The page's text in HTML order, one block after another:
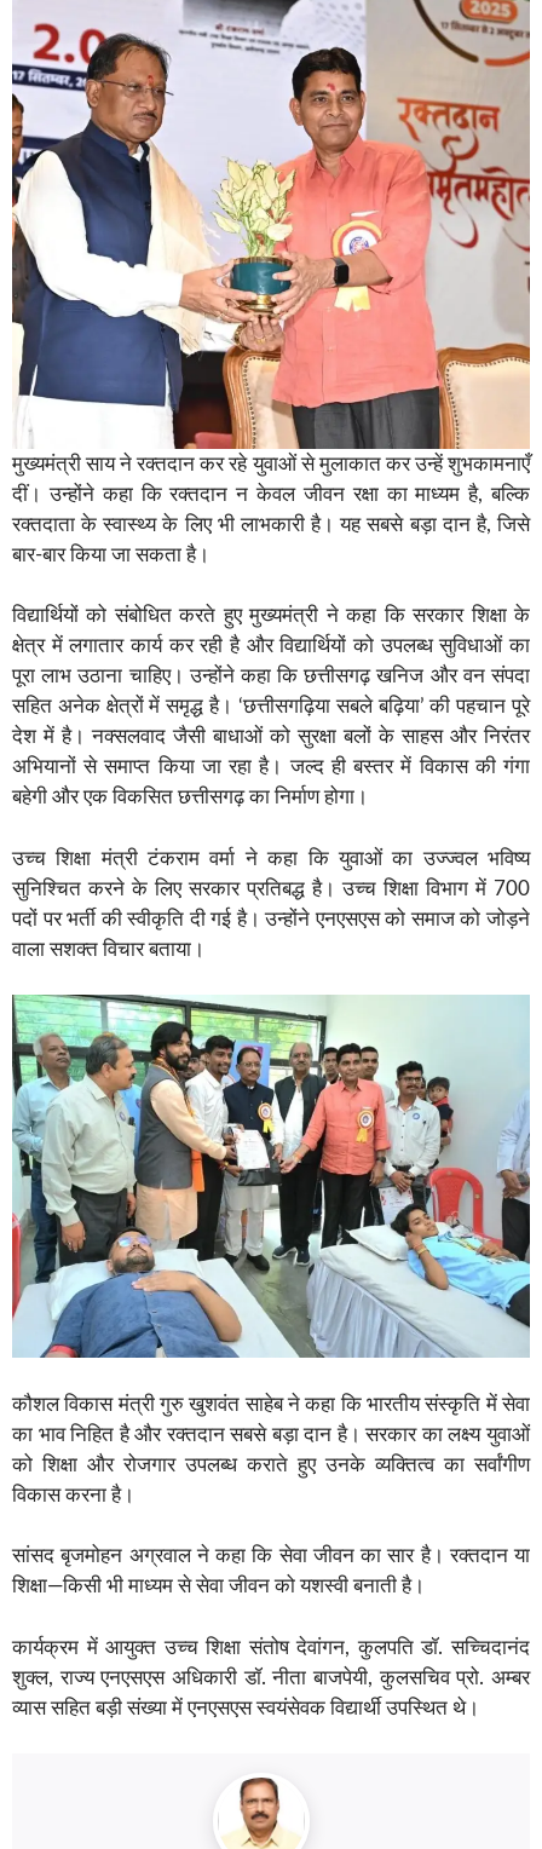
मुख्यमंत्री साय ने रक्तदान कर रहे युवाओं से मुलाकात कर उन्हें शुभकामनाएँ
दीं। उन्होंने कहा कि रक्तदान न केवल जीवन रक्षा का माध्यम है, बल्कि
रक्तदाता के स्वास्थ्य के लिए भी लाभकारी है। यह सबसे बड़ा दान है, जिसे
बार-बार किया जा सकता है।
विद्यार्थियों को संबोधित करते हुए मुख्यमंत्री ने कहा कि सरकार शिक्षा के
क्षेत्र में लगातार कार्य कर रही है और विद्यार्थियों को उपलब्ध सुविधाओं का
पूरा लाभ उठाना चाहिए। उन्होंने कहा कि छत्तीसगढ़ खनिज और वन संपदा
सहित अनेक क्षेत्रों में समृद्ध है। ‘छत्तीसगढ़िया सबले बढ़िया’ की पहचान पूरे
देश में है। नक्सलवाद जैसी बाधाओं को सुरक्षा बलों के साहस और निरंतर
अभियानों से समाप्त किया जा रहा है। जल्द ही बस्तर में विकास की गंगा
बहेगी और एक विकसित छत्तीसगढ़ का निर्माण होगा।
उच्च शिक्षा मंत्री टंकराम वर्मा ने कहा कि युवाओं का उज्ज्वल भविष्य
सुनिश्चित करने के लिए सरकार प्रतिबद्ध है। उच्च शिक्षा विभाग में 700
पदों पर भर्ती की स्वीकृति दी गई है। उन्होंने एनएसएस को समाज को जोड़ने
वाला सशक्त विचार बताया।
कौशल विकास मंत्री गुरु खुशवंत साहेब ने कहा कि भारतीय संस्कृति में सेवा
का भाव निहित है और रक्तदान सबसे बड़ा दान है। सरकार का लक्ष्य युवाओं
को शिक्षा और रोजगार उपलब्ध कराते हुए उनके व्यक्तित्व का सर्वांगीण
विकास करना है।
सांसद बृजमोहन अग्रवाल ने कहा कि सेवा जीवन का सार है। रक्तदान या
शिक्षा—किसी भी माध्यम से सेवा जीवन को यशस्वी बनाती है।
कार्यक्रम में आयुक्त उच्च शिक्षा संतोष देवांगन, कुलपति डॉ. सच्चिदानंद
शुक्ल, राज्य एनएसएस अधिकारी डॉ. नीता बाजपेयी, कुलसचिव प्रो. अम्बर
व्यास सहित बड़ी संख्या में एनएसएस स्वयंसेवक विद्यार्थी उपस्थित थे।